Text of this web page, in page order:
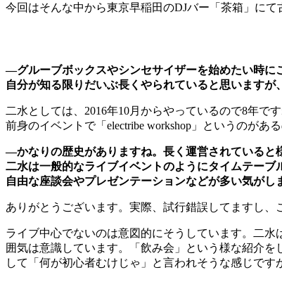
今回はそんな中から東京早稲田のDJバー「茶箱」に
—グルーブボックスやシンセサイザーを始めたい時に
自分が知る限りだいぶ長くやられていると思います
二水としては、2016年10月からやっているので8年です
前身のイベントで「electribe workshop」というのがあ
—かなりの歴史がありますね。長く運営されていると
二水は一般的なライブイベントのようにタイムテーブ
自由な座談会やプレゼンテーションなどが多い気が
ありがとうございます。実際、試行錯誤してますし、
ライブ中心でないのは意図的にそうしています。二水
囲気は意識しています。「飲み会」という様な紹介
して「何が初心者むけじゃ」と言われそうな感じです